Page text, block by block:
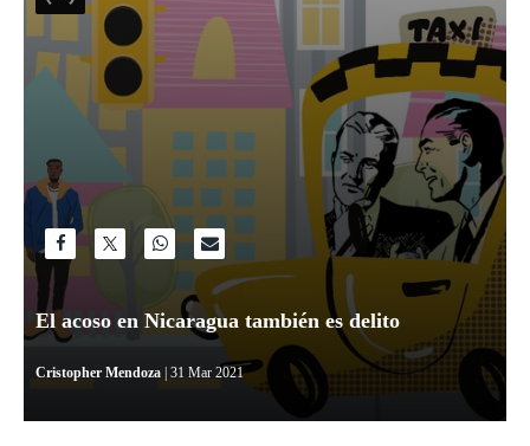
El acoso en Nicaragua también es delito
Cristopher Mendoza | 31 Mar 2021